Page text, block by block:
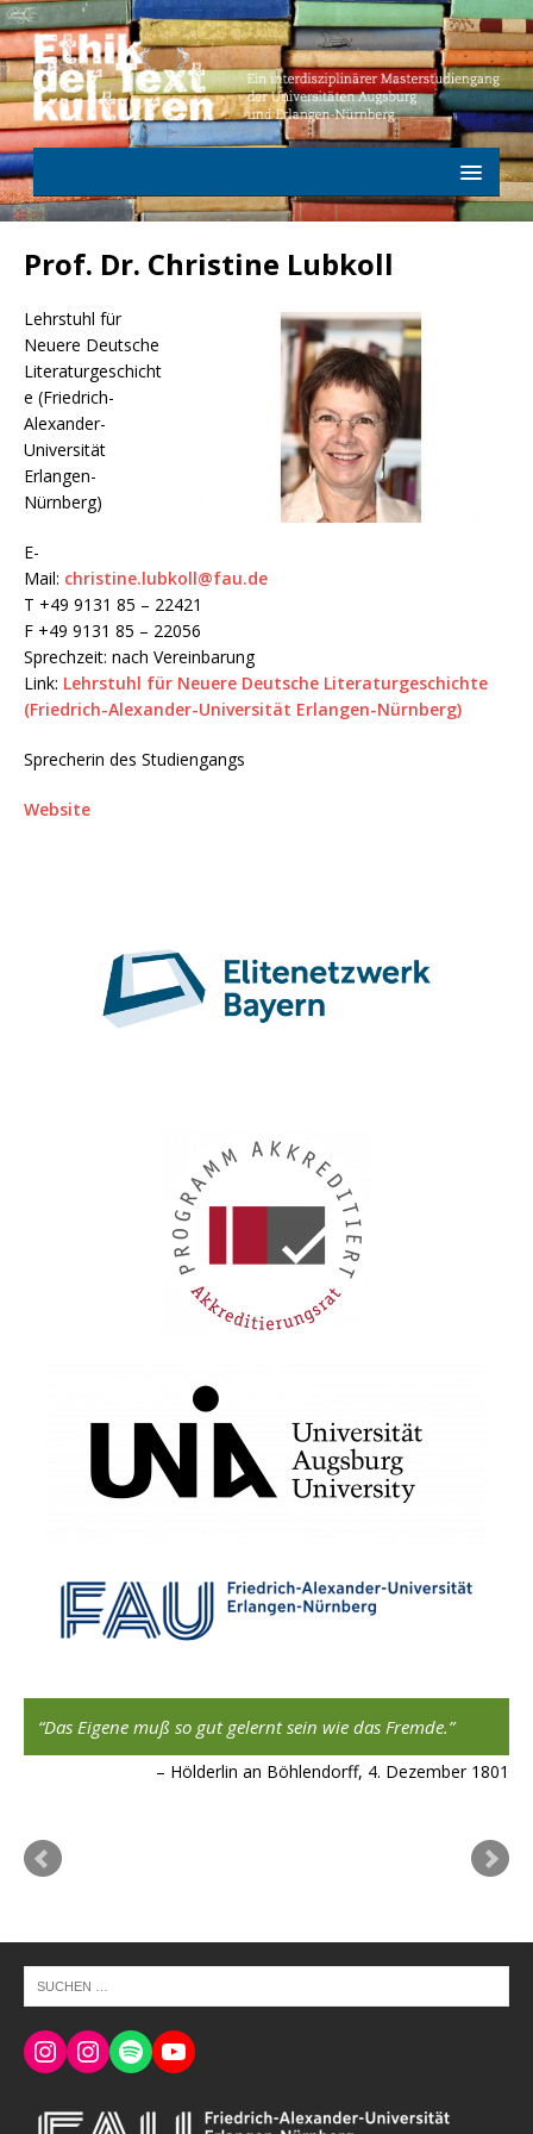
Prof. Dr. Christine Lubkoll
Lehrstuhl für
Neuere Deutsche
Literaturgeschicht
e (Friedrich-
Alexander-
Universität
Erlangen-
Nürnberg)
E-
Mail: christine.lubkoll@fau.de
T +49 9131 85 – 22421
F +49 9131 85 – 22056
Sprechzeit: nach Vereinbarung
Link: Lehrstuhl für Neuere Deutsche Literaturgeschichte
(Friedrich-Alexander-Universität Erlangen-Nürnberg)
Sprecherin des Studiengangs
Website
Das Eigene muß so gut gelernt sein wie das Fremde.
Hölderlin an Böhlendorff, 4. Dezember 1801